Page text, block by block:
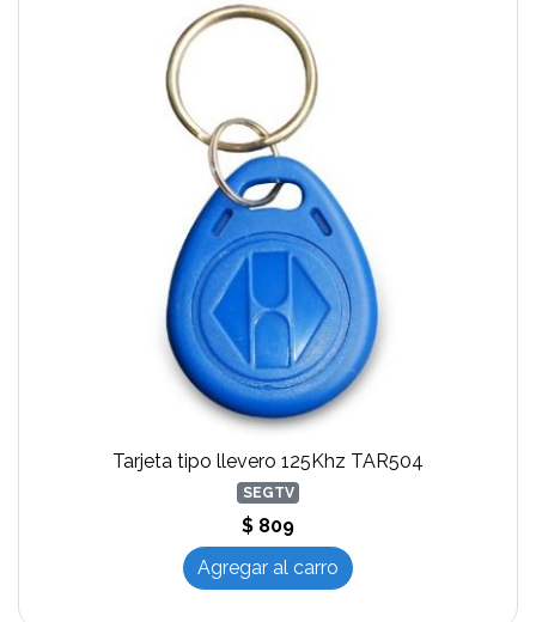
Tarjeta tipo llevero 125Khz TAR504
SEGTV
$ 809
Agregar al carro